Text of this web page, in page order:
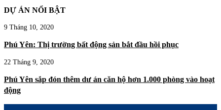
DỰ ÁN NỔI BẬT
9 Tháng 10, 2020
Phú Yên: Thị trường bất động sản bắt đầu hồi phục
22 Tháng 9, 2020
Phú Yên sắp đón thêm dư án căn hộ hơn 1.000 phòng vào hoạt
động